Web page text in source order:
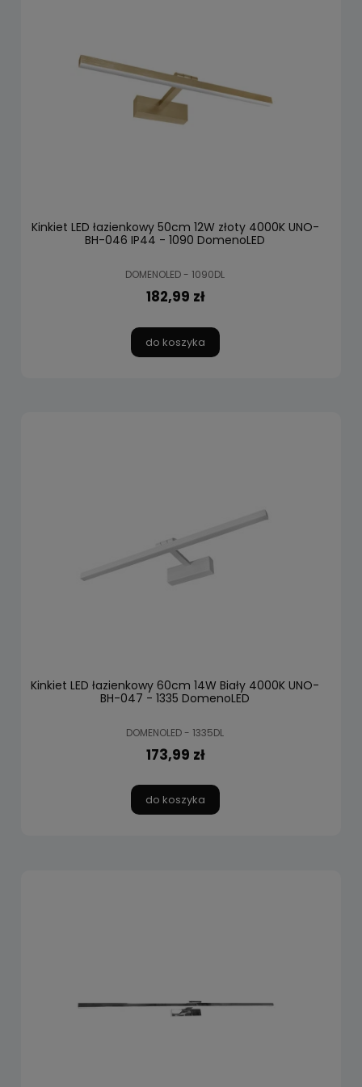
Kinkiet LED łazienkowy 50cm 12W złoty 4000K UNO-
BH-046 IP44 - 1090 DomenoLED
DOMENOLED - 1090DL
182,99 zł
do koszyka
Kinkiet LED łazienkowy 60cm 14W Biały 4000K UNO-
BH-047 - 1335 DomenoLED
DOMENOLED - 1335DL
173,99 zł
do koszyka